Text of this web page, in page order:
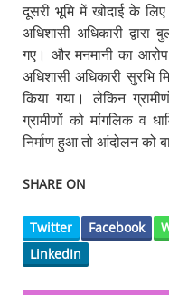
दूसरी भूमि में खोदाई के
अधिशासी अधिकारी
गए। और मनमानी का
अधिशासी अधिकारी सुरभि
किया गया। लेकिन
ग्रामीणों को मांगलिक व
निर्माण हुआ तो आंदोलन को
SHARE ON
Twitter Facebook
LinkedIn